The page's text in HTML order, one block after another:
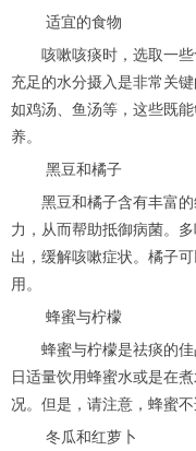
适宜的食物
咳嗽咳痰时，选取一些
充足的水分摄入是非常关
如鸡汤、鱼汤等，这些既
养。
黑豆和橘子
黑豆和橘子含有丰富的
力，从而帮助抵御病菌。
出，缓解咳嗽症状。橘子
用。
蜂蜜与柠檬
蜂蜜与柠檬是祛痰的佳
日适量饮用蜂蜜水或是在
况。但是，请注意，蜂蜜
冬瓜和红萝卜